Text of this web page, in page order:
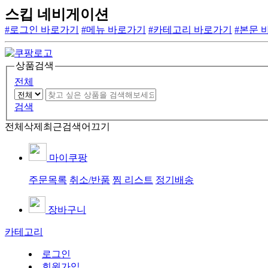
스킵 네비게이션
#로그인 바로가기 #메뉴 바로가기 #카테고리 바로가기 #본문
상품검색
전체
검색
전체삭제 최근검색어끄기
마이쿠팡
주문목록 취소/반품 찜 리스트 정기배송
장바구니
카테고리
로그인